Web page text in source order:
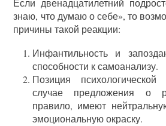
Если двенадцатилетний
знаю, что думаю о себе», то
причины такой реакции:
Инфантильность и
способности к самоанализу.
Позиция
случае предложения о
правило, имеют
эмоциональную окраску.